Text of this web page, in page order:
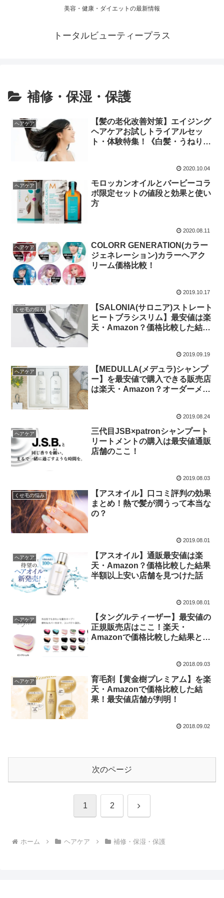
美容・健康・ダイエットの最新情報
トータルビューティープラス
補修・保湿・保護
ヘアケア
【髪の老化改善対策】エイジング
ヘアケアお試しトライアルセッ
ト・体験特集！《白髪・うねり・
2020.10.04
ヘアケア
モロッカンオイルとバービーコラ
ボ限定セットの値段と効果と使い
方
2020.08.11
ヘアケア
COLORR GENERATION(カラー
ジェネレーション)カラーヘアク
リーム価格比較！
2019.10.17
くせ毛の悩み
【SALONIA(サロニア)ストレート
ヒートブラシスリム】最安値は楽
天・Amazon？価格比較した結果
2019.09.19
ヘアケア
【MEDULLA(メデュラ)シャンプ
ー】を最安値で購入できる販売店
は楽天・Amazon？オーダーメイ
2019.08.24
ヘアケア
三代目JSB×patronシャンプート
リートメントの購入は最安値通販
店舗のここ！
2019.08.03
くせ毛の悩み
【アスオイル】口コミ評判の効果
まとめ！熱で髪が潤うって本当な
の？
2019.08.01
ヘアケア
【アスオイル】通販最安値は楽
天・Amazon？価格比較した結果
半額以上安い店舗を見つけた話
2019.08.01
ヘアケア
【タングルティーザー】最安値の
正規販売店はここ！楽天・
Amazonで価格比較した結果と
2018.09.03
ヘアケア
育毛剤【黄金樹プレミアム】を楽
天・Amazonで価格比較した結
果！最安値店舗が判明！
2018.09.02
次のページ
1 2 次
ホーム ヘアケア 補修・保湿・保護